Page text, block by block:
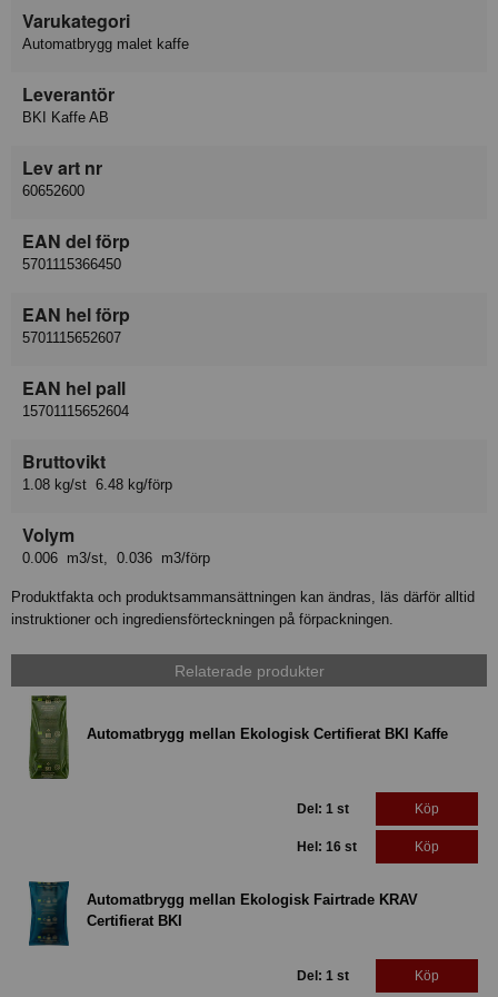
Varukategori
Automatbrygg malet kaffe
Leverantör
BKI Kaffe AB
Lev art nr
60652600
EAN del förp
5701115366450
EAN hel förp
5701115652607
EAN hel pall
15701115652604
Bruttovikt
1.08 kg/st 6.48 kg/förp
Volym
0.006 m3/st, 0.036 m3/förp
Produktfakta och produktsammansättningen kan ändras, läs därför alltid
instruktioner och ingrediensförteckningen på förpackningen.
Relaterade produkter
Automatbrygg mellan Ekologisk Certifierat BKI Kaffe
Del: 1 st Köp
Hel: 16 st Köp
Automatbrygg mellan Ekologisk Fairtrade KRAV
Certifierat BKI
Del: 1 st Köp